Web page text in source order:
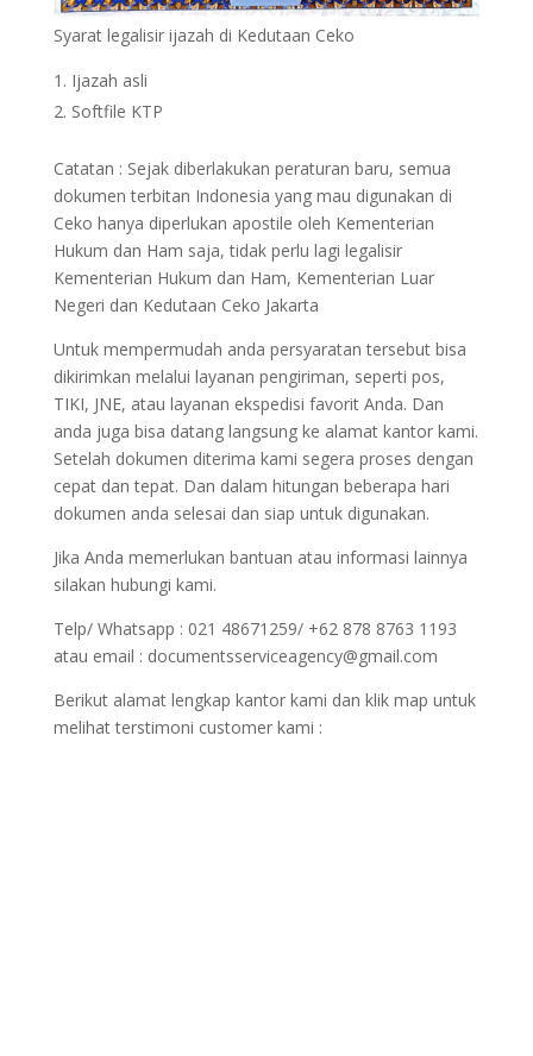
Syarat legalisir ijazah di Kedutaan Ceko
Ijazah asli
Softfile KTP
Catatan : Sejak diberlakukan peraturan baru, semua
dokumen terbitan Indonesia yang mau digunakan di
Ceko hanya diperlukan apostile oleh Kementerian
Hukum dan Ham saja, tidak perlu lagi legalisir
Kementerian Hukum dan Ham, Kementerian Luar
Negeri dan Kedutaan Ceko Jakarta
Untuk mempermudah anda persyaratan tersebut bisa
dikirimkan melalui layanan pengiriman, seperti pos,
TIKI, JNE, atau layanan ekspedisi favorit Anda. Dan
anda juga bisa datang langsung ke alamat kantor kami.
Setelah dokumen diterima kami segera proses dengan
cepat dan tepat. Dan dalam hitungan beberapa hari
dokumen anda selesai dan siap untuk digunakan.
Jika Anda memerlukan bantuan atau informasi lainnya
silakan hubungi kami.
Telp/ Whatsapp : 021 48671259/ +62 878 8763 1193
atau email : documentsserviceagency@gmail.com
Berikut alamat lengkap kantor kami dan klik map untuk
melihat terstimoni customer kami :